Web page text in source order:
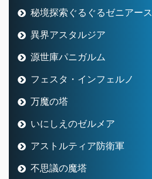
秘境探索ぐるぐるゼニアース
異界アスタルジア
源世庫パニガルム
フェスタ・インフェルノ
万魔の塔
いにしえのゼルメア
アストルティア防衛軍
不思議の魔塔